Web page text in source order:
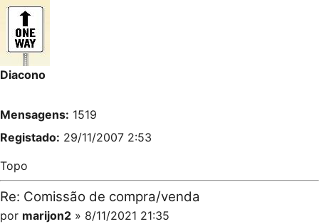
Diacono
Mensagens: 1519
Registado: 29/11/2007 2:53
Topo
Re: Comissão de compra/venda
por marijon2 » 8/11/2021 21:35